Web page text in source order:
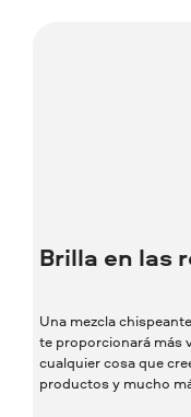
Brilla en las
Una mezcla
te proporcionará más
cualquier cosa que
productos y mucho